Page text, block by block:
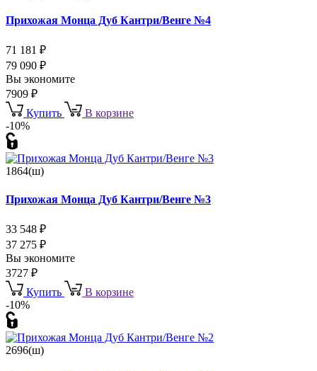
Прихожая Монца Дуб Кантри/Венге №4
71 181 ₽
79 090 ₽
Вы экономите
7909 ₽
Купить
В корзине
-10%
1864(ш)
Прихожая Монца Дуб Кантри/Венге №3
33 548 ₽
37 275 ₽
Вы экономите
3727 ₽
Купить
В корзине
-10%
2696(ш)